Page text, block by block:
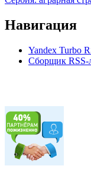
Навигация
Yandex Turbo
Сборщик RSS-